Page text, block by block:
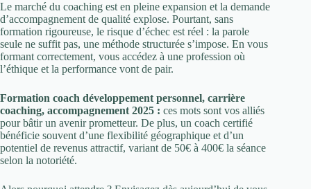
Le marché du coaching est en pleine expansion et la demande
d’accompagnement de qualité explose. Pourtant, sans
formation rigoureuse, le risque d’échec est réel : la parole
seule ne suffit pas, une méthode structurée s’impose. En vous
formant correctement, vous accédez à une profession où
l’éthique et la performance vont de pair.
Formation coach développement personnel, carrière
coaching, accompagnement 2025 : ces mots sont vos alliés
pour bâtir un avenir prometteur. De plus, un coach certifié
bénéficie souvent d’une flexibilité géographique et d’un
potentiel de revenus attractif, variant de 50€ à 400€ la séance
selon la notoriété.